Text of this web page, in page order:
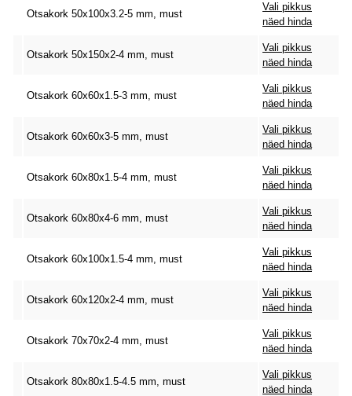
Otsakork 50x100x3.2-5 mm, must
Vali pikkus
näed hinda
Otsakork 50x150x2-4 mm, must
Vali pikkus
näed hinda
Otsakork 60x60x1.5-3 mm, must
Vali pikkus
näed hinda
Otsakork 60x60x3-5 mm, must
Vali pikkus
näed hinda
Otsakork 60x80x1.5-4 mm, must
Vali pikkus
näed hinda
Otsakork 60x80x4-6 mm, must
Vali pikkus
näed hinda
Otsakork 60x100x1.5-4 mm, must
Vali pikkus
näed hinda
Otsakork 60x120x2-4 mm, must
Vali pikkus
näed hinda
Otsakork 70x70x2-4 mm, must
Vali pikkus
näed hinda
Otsakork 80x80x1.5-4.5 mm, must
Vali pikkus
näed hinda